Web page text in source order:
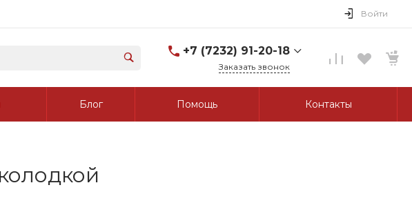
Войти
+7 (7232) 91-20-18
г. Усть-Каменогорск, ул.
Заказать звонок
Блог Помощь Контакты